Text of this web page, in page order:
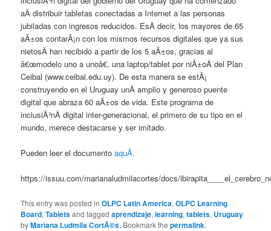
aÂ distribuir tabletas conectadas a Internet a las personas
jubiladas con ingresos reducidos. EsÂ decir, los mayores de 65
aÃ±os contarÃ¡n con los mismos recursos digitales que ya sus
nietosÂ han recibido a partir de los 5 aÃ±os, gracias al
â€œmodelo uno a unoâ€, una laptop/tablet por niÃ±oÂ del Plan
Ceibal (www.ceibal.edu.uy). De esta manera se estÃ¡
construyendo en el Uruguay unÂ amplio y generoso puente
digital que abraza 60 aÃ±os de vida. Este programa de
inclusiÃ³nÂ digital inter-generacional, el primero de su tipo en el
mundo, merece destacarse y ser imitado.
Pueden leer el documentoaquÃ­.
https://issuu.com/marianaludmilacortes/docs/
This entry was posted inOLPC Latin America,OLPC Learning
Board,Tabletsand taggedaprendizaje,learning,tablets, Uruguay
byMariana Ludmila CortÃ©s. Bookmark thepermalink.